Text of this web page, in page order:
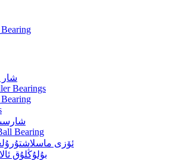
شار
Bearings
Bearing
ئۆزى
بۇلۇڭلۇق